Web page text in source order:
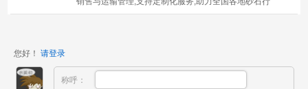
您好！ 请登录
称呼：